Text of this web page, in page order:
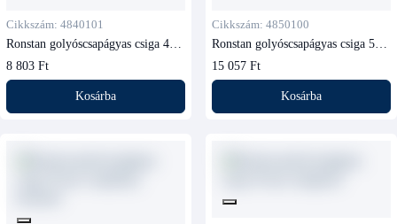
Cikkszám: 4840101
Ronstan golyóscsapágyas csiga 40
mm, kengyeles
8 803 Ft
Kosárba
Cikkszám: 4850100
Ronstan golyóscsapágyas csiga 50
mm, forgófejes
15 057 Ft
Kosárba